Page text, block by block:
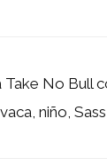
Take No Bull
niño,